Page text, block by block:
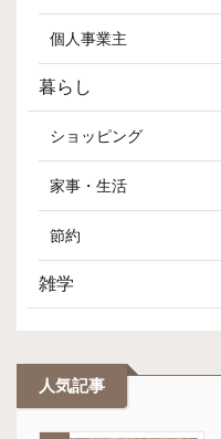
個人事業主
暮らし
ショッピング
家事・生活
節約
雑学
人気記事